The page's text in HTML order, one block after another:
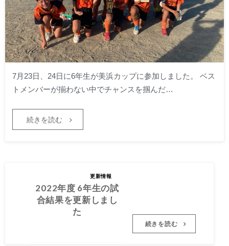
7月23日、24日に6年生が美浜カップに参加しました。 ベス
トメンバーが揃わない中でチャンスを掴んだ…
続きを読む
更新情報
2022年度 6年生の試
合結果を更新しまし
た
続きを読む